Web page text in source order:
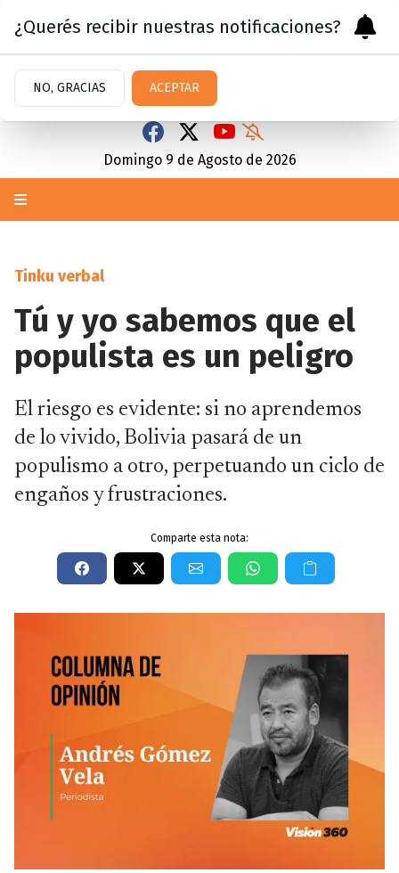
Domingo 9 de Agosto de 2026
Tinku verbal
Tú y yo sabemos que el
populista es un peligro
El riesgo es evidente: si no aprendemos
de lo vivido, Bolivia pasará de un
populismo a otro, perpetuando un ciclo de
engaños y frustraciones.
Comparte esta nota:
¿Querés recibir nuestras notificaciones?
NO, GRACIAS ACEPTAR